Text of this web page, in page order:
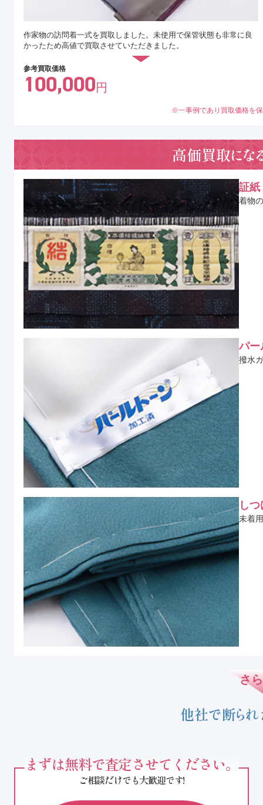
作家物の訪問着一式を買取しました。未使用で保管状態も非常に良
かったため高値で買取させていただきました。
参考買取価格
100,000円
一事例であり買取価格を
高価買取にな
証紙
着物
パー
撥水
し
未着
さ
他社で断ら
まずは無料で査定させてください。
ご相談だけでも大歓迎です!